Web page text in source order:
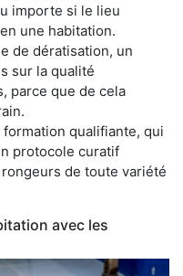
importe si le lieu
une habitation.
de dératisation, un
sur la qualité
parce que de cela
qualifiante, qui
protocole curatif
de toute variété
avec les